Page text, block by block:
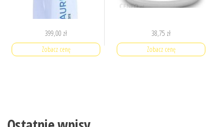
399,00 zł
Zobacz cenę
38,75 zł
Zobacz cenę